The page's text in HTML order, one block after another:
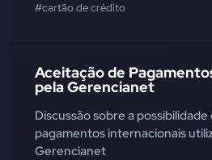
#cartão de crédito
Aceitação de
pela Gerencianet
Discussão sobre a
pagamentos internacionais
Gerencianet